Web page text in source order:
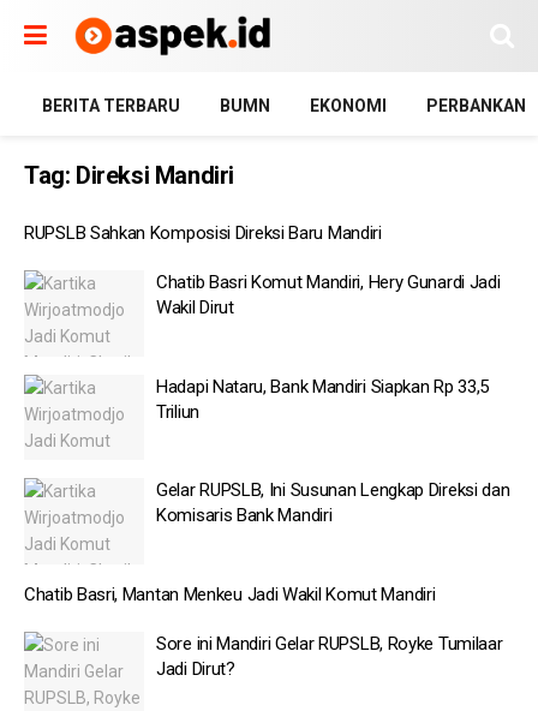
BERITA TERBARU BUMN EKONOMI PERBANKAN
Tag: Direksi Mandiri
RUPSLB Sahkan Komposisi Direksi Baru Mandiri
Chatib Basri Komut Mandiri, Hery Gunardi Jadi
Wakil Dirut
Hadapi Nataru, Bank Mandiri Siapkan Rp 33,5
Triliun
Gelar RUPSLB, Ini Susunan Lengkap Direksi dan
Komisaris Bank Mandiri
Chatib Basri, Mantan Menkeu Jadi Wakil Komut Mandiri
Sore ini Mandiri Gelar RUPSLB, Royke Tumilaar
Jadi Dirut?